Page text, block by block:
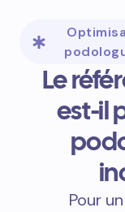
Le
est-il
Pour